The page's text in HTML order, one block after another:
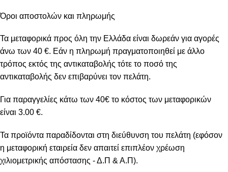
Όροι αποστολών και πληρωμής
Τα μεταφορικά προς όλη την Ελλάδα είναι δωρεάν για αγορές
άνω των 40 €. Εάν η πληρωμή πραγματοποιηθεί με άλλο
τρόπος εκτός της αντικαταβολής τότε το ποσό της
αντικαταβολής δεν επιβαρύνει τον πελάτη.
Για παραγγελίες κάτω των 40€ το κόστος των μεταφορικών
είναι 3.00 €.
Τα προϊόντα παραδίδονται στη διεύθυνση του πελάτη (εφόσον
η μεταφορική εταιρεία δεν απαιτεί επιπλέον χρέωση
χιλιομετρικής απόστασης - Δ.Π & Α.Π).